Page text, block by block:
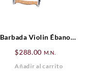
Barbada Violin Ébano
$288.00 M.N.
Añadir al carrito